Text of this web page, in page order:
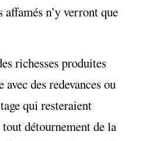
n’y verront que
richesses produites
des redevances ou
qui resteraient
détournement de la